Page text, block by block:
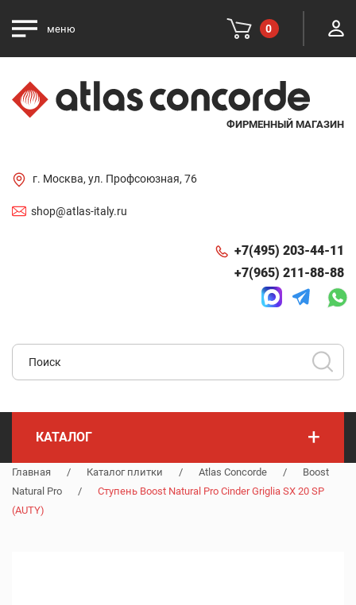
меню 0
ФИРМЕННЫЙ МАГАЗИН
г. Москва, ул. Профсоюзная, 76
shop@atlas-italy.ru
+7(495) 203-44-11
+7(965) 211-88-88
КАТАЛОГ +
Главная / Каталог плитки / Atlas Concorde /
Boost
Natural Pro
/
Ступень Boost Natural Pro Cinder Griglia SX 20 SP
(AUTY)